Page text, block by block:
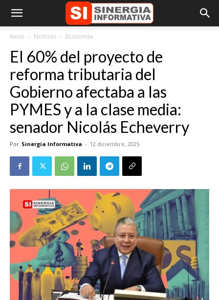
Inicio Noticias Economía
El 60% del proyecto de
reforma tributaria del
Gobierno afectaba a las
PYMES y a la clase media:
senador Nicolás Echeverry
Por Sinergia Informativa - 12 diciembre, 2025